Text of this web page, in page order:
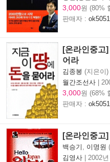
3,000원 (80%
판매자 :
[온라인중고
어라
김종봉 (지은이)
월간조선사 |
3,000원 (68%
판매자 :
[온라인중고
백승기 이명원
김영사 | 2002